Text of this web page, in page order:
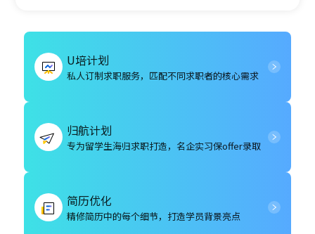
U培计划
私人订制求职服务，匹配不同求职者的核心需求
归航计划
专为留学生海归求职打造，名企实习保offer录取
简历优化
精修简历中的每个细节，打造学员背景亮点